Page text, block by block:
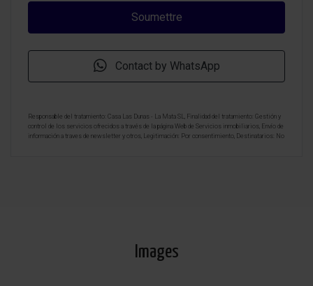
Contact by WhatsApp
Responsable del tratamiento: Casa Las Dunas - La Mata SL, Finalidad del tratamiento: Gestión y
control de los servicios ofrecidos a través de la página Web de Servicios inmobiliarios, Envío de
información a traves de newsletter y otros, Legitimación: Por consentimiento, Destinatarios: No
Images